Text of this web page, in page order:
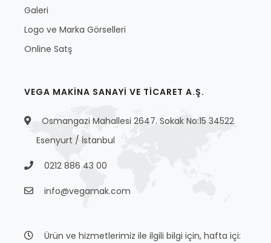
Galeri
Logo ve Marka Görselleri
Online Satş
VEGA MAKİNA SANAYİ VE TİCARET A.Ş.
Osmangazi Mahallesi 2647. Sokak No:15 34522
Esenyurt / İstanbul
0212 886 43 00
info@vegamak.com
Ürün ve hizmetlerimiz ile ilgili bilgi için, hafta içi: